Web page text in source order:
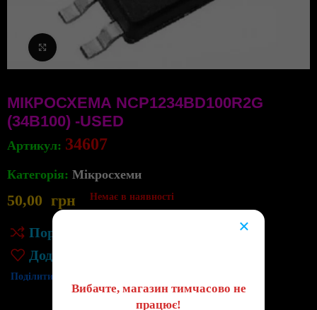
Клацніть, щоб збільшити
МІКРОСХЕМА NCP1234BD100R2G
(34B100) -USED
Артикул: 34607
Категорія: Мікросхеми
50,00 грн Немає в наявності
Порівняння
Додати до списку бажань
Поділитись:
×
Вибачте, магазин тимчасово не
працює!